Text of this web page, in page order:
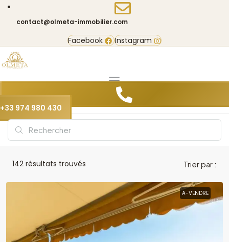
contact@olmeta-immobilier.com
Facebook Instagram
+33 974 980 430
142 résultats trouvés Trier par :
A-VENDRE